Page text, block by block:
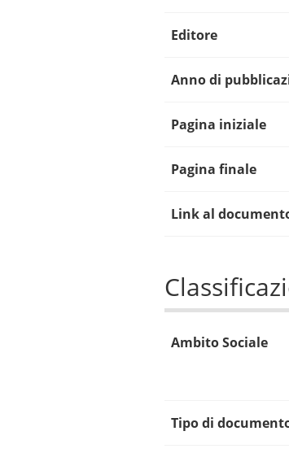
Editore
Anno di
Pagina iniziale
Pagina finale
Link al
Ambito Sociale
Tipo di